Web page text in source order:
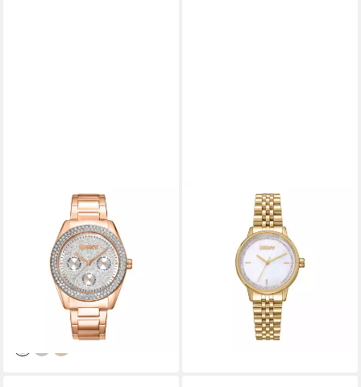
Quarzuhr Chambers Multi
Glitz DK1L078M0035,
Armbanduhr, Damenuhr,
Edelstahlarmband, analog, Tag
ab 169,43 € UVP199,00 €
lieferbar - in 1-2 Werktagen bei dir
Quarzuhr Everyday
DK1L086M0055,
Armbanduhr, Damenuhr,
Edelstahlarmband, analog
lieferbar - in 1-2 Werktagen bei dir